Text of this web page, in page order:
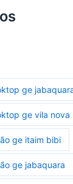
ge
ge vila nova
ge itaim bibi
ge jabaquara